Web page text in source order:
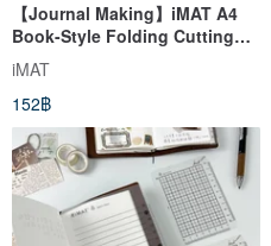
【Journal Making】iMAT A4
Book-Style Folding Cutting
Mat 2mm
Handmade/Collage/Washi
Tape Non-Toxic
iMAT
152฿